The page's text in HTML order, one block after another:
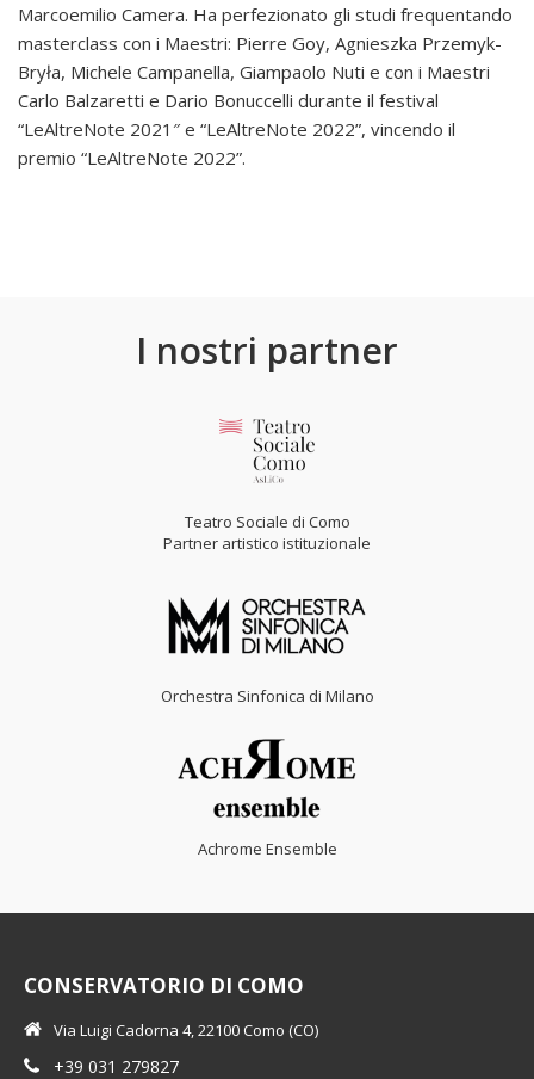
Marcoemilio Camera. Ha perfezionato gli studi frequentando
masterclass con i Maestri: Pierre Goy, Agnieszka Przemyk-
Bryła, Michele Campanella, Giampaolo Nuti e con i Maestri
Carlo Balzaretti e Dario Bonuccelli durante il festival
“LeAltreNote 2021″ e “LeAltreNote 2022”, vincendo il
premio “LeAltreNote 2022”.
I nostri partner
Teatro Sociale di Como
Partner artistico istituzionale
Orchestra Sinfonica di Milano
Achrome Ensemble
CONSERVATORIO DI COMO
Via Luigi Cadorna 4, 22100 Como (CO)
+39 031 279827